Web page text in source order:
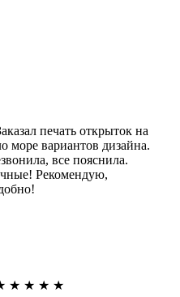
печать открыток на
море вариантов дизайна.
все пояснила.
Рекомендую,
★ ★ ★ ★